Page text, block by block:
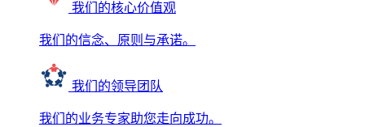
我们的核心价值观
我们的信念、原则与承诺。
我们的领导团队
我们的业务专家助您走向成功。